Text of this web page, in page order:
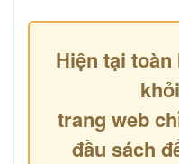
Hiện tại
trang web
đầu sách